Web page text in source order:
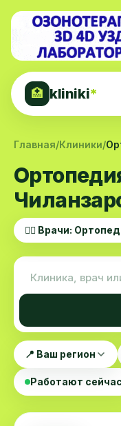
🏥 kliniki*
Главная/Клиники/
👨‍⚕️ Врачи:
📍 Ваш регион
Работают сейчас